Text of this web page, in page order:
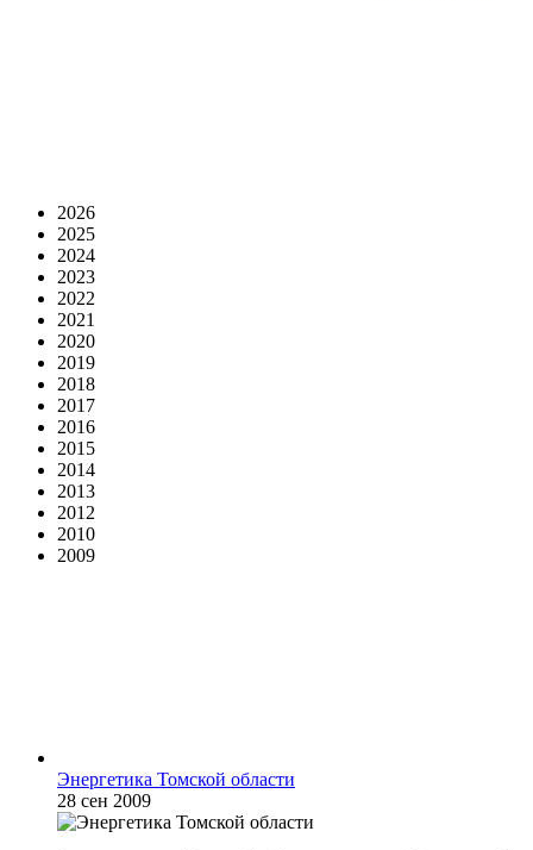
2026
2025
2024
2023
2022
2021
2020
2019
2018
2017
2016
2015
2014
2013
2012
2010
2009
Энергетика Томской области
28 сен 2009